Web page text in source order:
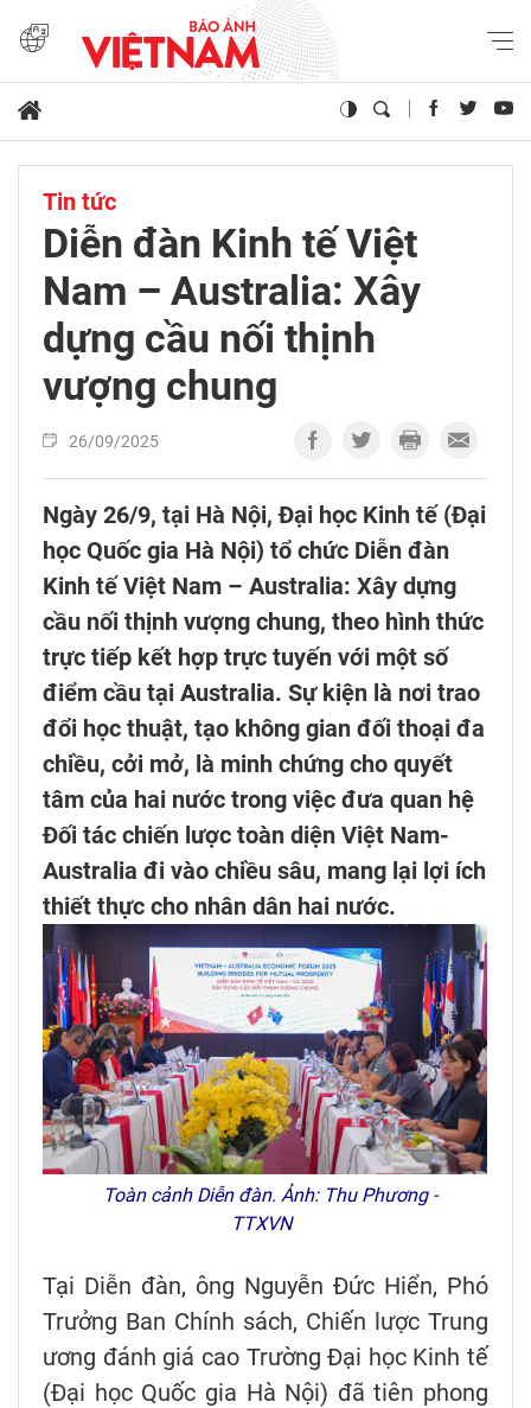
Tin tức
Diễn đàn Kinh tế Việt
Nam – Australia: Xây
dựng cầu nối thịnh
vượng chung
26/09/2025
Ngày 26/9, tại Hà Nội, Đại học Kinh tế (Đại
học Quốc gia Hà Nội) tổ chức Diễn đàn
Kinh tế Việt Nam – Australia: Xây dựng
cầu nối thịnh vượng chung, theo hình thức
trực tiếp kết hợp trực tuyến với một số
điểm cầu tại Australia. Sự kiện là nơi trao
đổi học thuật, tạo không gian đối thoại đa
chiều, cởi mở, là minh chứng cho quyết
tâm của hai nước trong việc đưa quan hệ
Đối tác chiến lược toàn diện Việt Nam-
Australia đi vào chiều sâu, mang lại lợi ích
thiết thực cho nhân dân hai nước.
Toàn cảnh Diễn đàn. Ảnh: Thu Phương -
TTXVN
Tại Diễn đàn, ông Nguyễn Đức Hiển, Phó
Trưởng Ban Chính sách, Chiến lược Trung
ương đánh giá cao Trường Đại học Kinh tế
(Đại học Quốc gia Hà Nội) đã tiên phong